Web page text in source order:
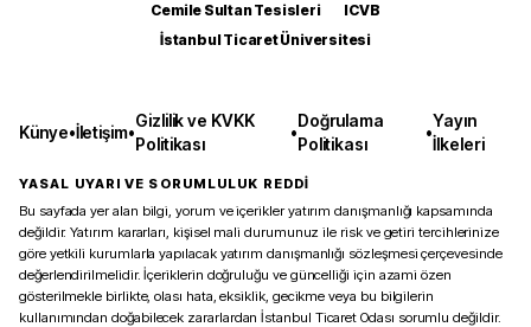
Cemile Sultan Tesisleri
ICVB
İstanbul Ticaret Üniversitesi
Künye•İletişim•
Gizlilik ve KVKK
Politikası
•
Doğrulama
Politikası
•
Yayın
İlkeleri
YASAL UYARI VE SORUMLULUK REDDİ
Bu sayfada yer alan bilgi, yorum ve içerikler yatırım danışmanlığı kapsamında
değildir. Yatırım kararları, kişisel mali durumunuz ile risk ve getiri tercihlerinize
göre yetkili kurumlarla yapılacak yatırım danışmanlığı sözleşmesi çerçevesinde
değerlendirilmelidir. İçeriklerin doğruluğu ve güncelliği için azami özen
gösterilmekle birlikte, olası hata, eksiklik, gecikme veya bu bilgilerin
kullanımından doğabilecek zararlardan İstanbul Ticaret Odası sorumlu değildir.